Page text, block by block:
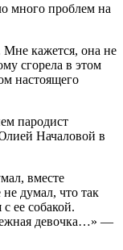
много проблем на
кажется, она не
сгорела в этом
настоящего
пародист
Началовой в
вместе
думал, что так
ее собакой.
девочка…» —